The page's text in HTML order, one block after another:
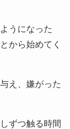
うになった
から始めてく
え、嫌がった
ずつ触る時間